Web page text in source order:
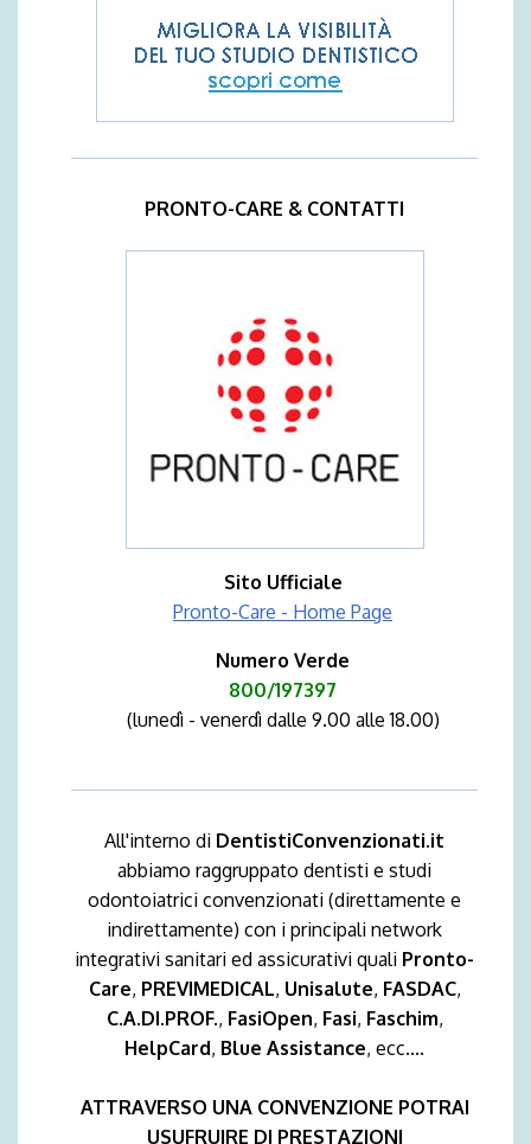
PRONTO-CARE & CONTATTI
Sito Ufficiale
Pronto-Care - Home Page
Numero Verde
800/197397
(lunedì - venerdì dalle 9.00 alle 18.00)
All'interno di DentistiConvenzionati.it
abbiamo raggruppato dentisti e studi
odontoiatrici convenzionati (direttamente e
indirettamente) con i principali network
integrativi sanitari ed assicurativi quali Pronto-
Care, PREVIMEDICAL, Unisalute, FASDAC,
C.A.DI.PROF., FasiOpen, Fasi, Faschim,
HelpCard, Blue Assistance, ecc....
ATTRAVERSO UNA CONVENZIONE POTRAI
USUFRUIRE DI PRESTAZIONI